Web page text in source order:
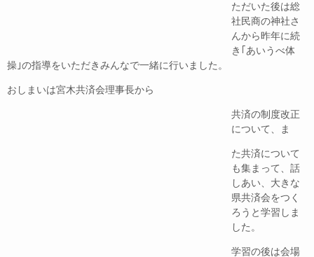
ただいた後は総
社民商の神社さ
んから昨年に続
き｢あいうべ体
操｣の指導をいただきみんなで一緒に行いました。
おしまいは宮木共済会理事長から
共済の制度改正
について、ま
た共済について
も集まって、話
しあい、大きな
県共済会をつく
ろうと学習しま
した。
学習の後は会場